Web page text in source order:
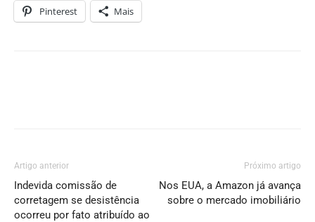
Pinterest Mais
Artigo anterior
Indevida comissão de
corretagem se desistência
ocorreu por fato atribuído ao
Próximo artigo
Nos EUA, a Amazon já avança
sobre o mercado imobiliário